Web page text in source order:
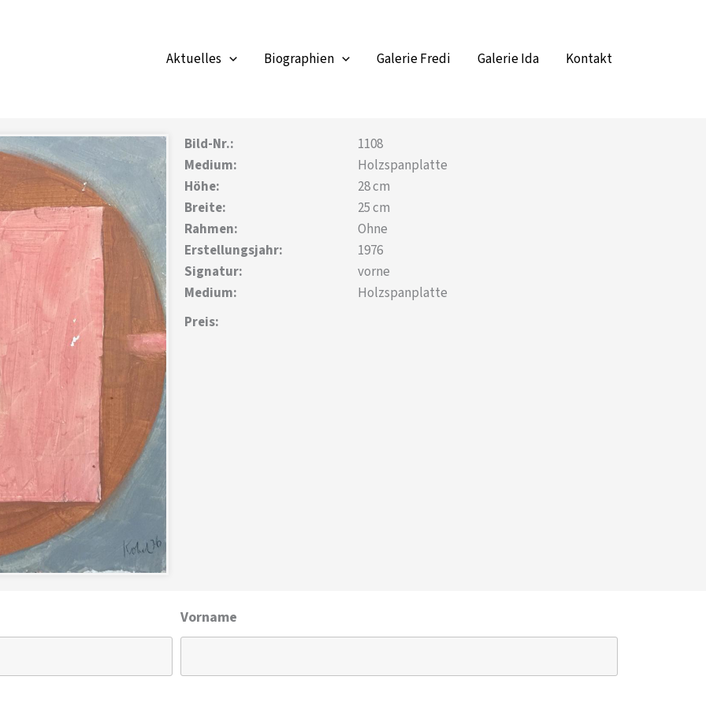
Aktuelles Biographien Galerie Fredi Galerie Ida Kontakt
Bild-Nr.:
1108
Medium:
Holzspanplatte
Höhe:
28 cm
Breite:
25 cm
Rahmen:
Ohne
Erstellungsjahr:
1976
Signatur:
vorne
Medium:
Holzspanplatte
Preis:
Vorname